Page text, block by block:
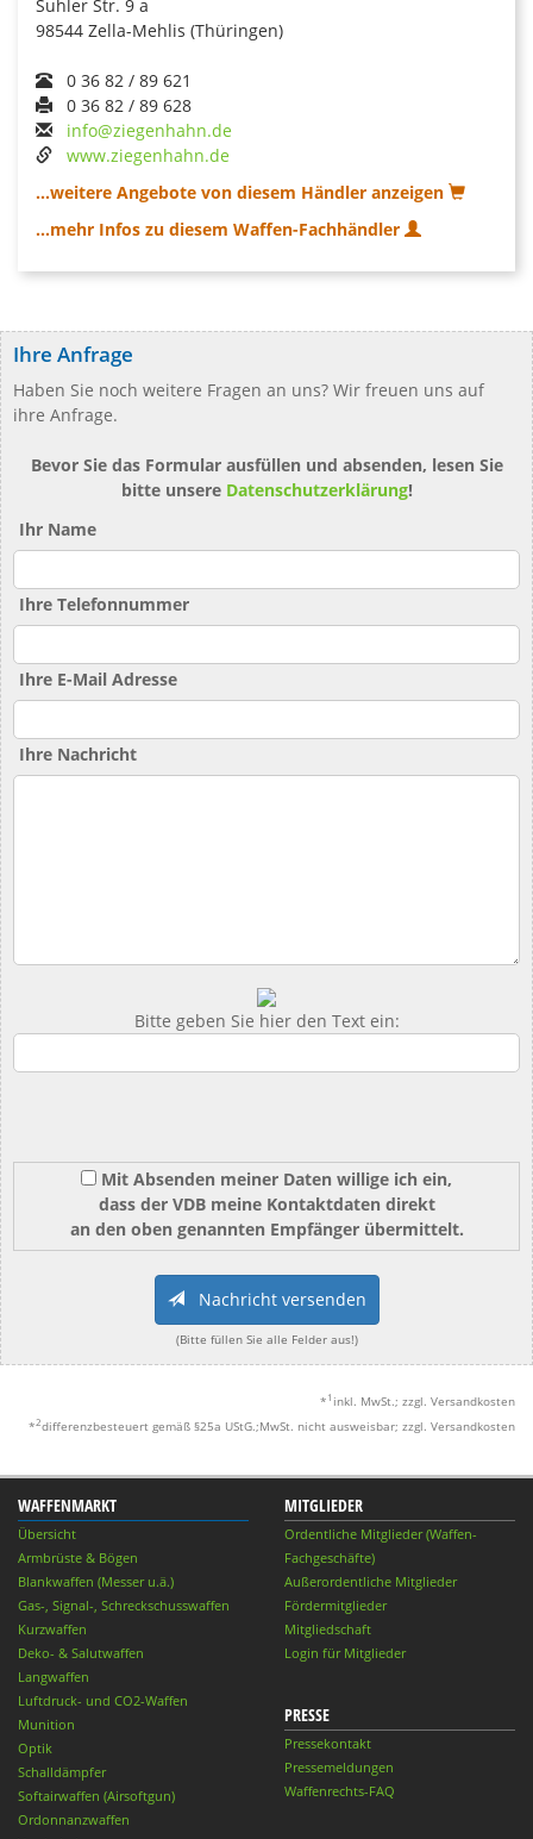
Suhler Str. 9 a
98544 Zella-Mehlis (Thüringen)
0 36 82 / 89 621
0 36 82 / 89 628
info@ziegenhahn.de
www.ziegenhahn.de
...weitere Angebote von diesem Händler anzeigen
...mehr Infos zu diesem Waffen-Fachhändler
Ihre Anfrage
Haben Sie noch weitere Fragen an uns? Wir freuen uns auf
ihre Anfrage.
Bevor Sie das Formular ausfüllen und absenden, lesen Sie
bitte unsere Datenschutzerklärung!
Ihr Name
Ihre Telefonnummer
Ihre E-Mail Adresse
Ihre Nachricht
Bitte geben Sie hier den Text ein:
Mit Absenden meiner Daten willige ich ein,
dass der VDB meine Kontaktdaten direkt
an den oben genannten Empfänger übermittelt.
Nachricht versenden
(Bitte füllen Sie alle Felder aus!)
* 1 inkl. MwSt.; zzgl. Versandkosten
*2differenzbesteuert gemäß §25a UStG.;MwSt. nicht ausweisbar; zzgl. Versandkosten
WAFFENMARKT
Übersicht
Armbrüste & Bögen
Blankwaffen (Messer u.ä.)
Gas-, Signal-, Schreckschusswaffen
Kurzwaffen
Deko- & Salutwaffen
Langwaffen
Luftdruck- und CO2-Waffen
Munition
Optik
Schalldämpfer
Softairwaffen (Airsoftgun)
Ordonnanzwaffen
MITGLIEDER
Ordentliche Mitglieder (Waffen-
Fachgeschäfte)
Außerordentliche Mitglieder
Fördermitglieder
Mitgliedschaft
Login für Mitglieder
PRESSE
Pressekontakt
Pressemeldungen
Waffenrechts-FAQ